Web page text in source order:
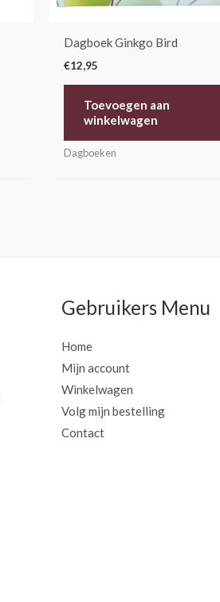
Dagboek Ginkgo Bird
€12,95
Toevoegen aan
winkelwagen
Dagboeken
Gebruikers Menu
Home
Mijn account
Winkelwagen
Volg mijn bestelling
Contact